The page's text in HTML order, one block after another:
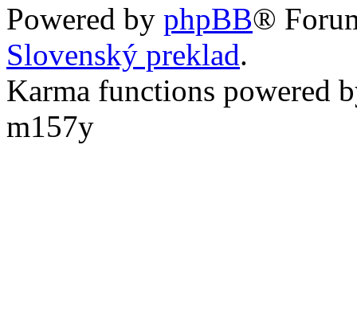
Powered by phpBB®
Slovenský preklad.
Karma functions powered
m157y